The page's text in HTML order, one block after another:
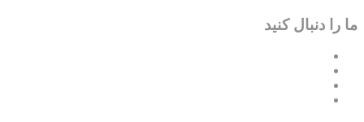
ما را دنبال کنید